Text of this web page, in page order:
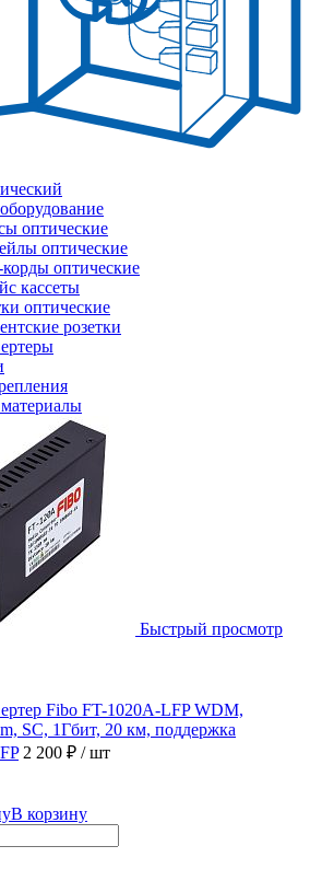
оптические
оптические
оптические
кассеты
оптические
розетки
Быстрый просмотр
Fibo FT-1020A-LFP WDM,
SC, 1Гбит, 20 км, поддержка
2 200 ₽ / шт
В корзину